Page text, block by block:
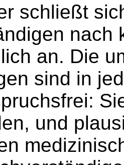
schließt
nach
an. Die
sind in
und